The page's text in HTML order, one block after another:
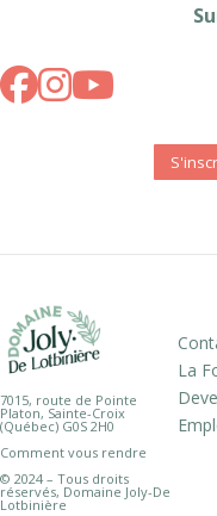
7015, route de Pointe
Platon, Sainte-Croix
(Québec) G0S 2H0
Comment vous rendre
© 2024 – Tous droits
réservés, Domaine Joly-De
Lotbinière
La